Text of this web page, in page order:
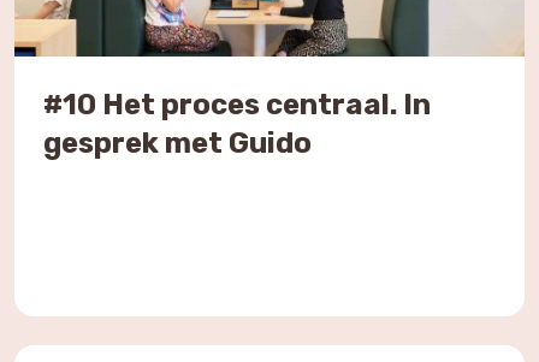
#10 Het proces centraal. In
gesprek met Guido